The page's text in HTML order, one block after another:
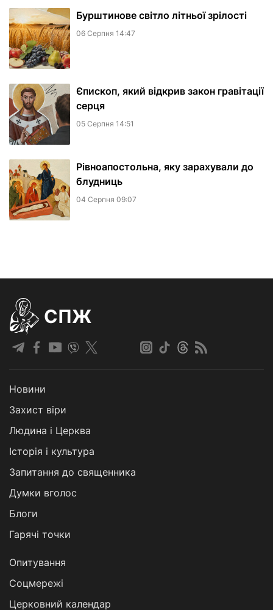
Бурштинове світло літньої зрілості
06 Серпня 14:47
Єпископ, який відкрив закон гравітації
серця
05 Серпня 14:51
Рівноапостольна, яку зарахували до
блудниць
04 Серпня 09:07
СПЖ
Новини
Захист віри
Людина і Церква
Історія і культура
Запитання до священника
Думки вголос
Блоги
Гарячі точки
Опитування
Соцмережі
Церковний календар